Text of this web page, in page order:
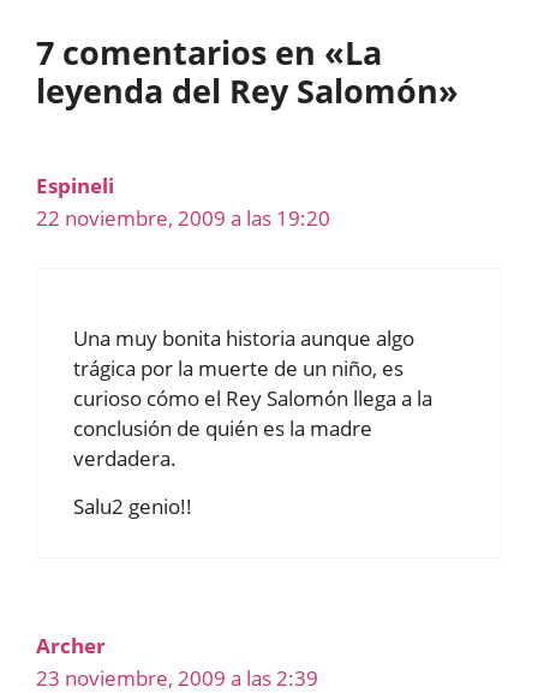
7 comentarios en «La
leyenda del Rey Salomón»
Espineli
22 noviembre, 2009 a las 19:20
Una muy bonita historia aunque algo
trágica por la muerte de un niño, es
curioso cómo el Rey Salomón llega a la
conclusión de quién es la madre
verdadera.
Salu2 genio!!
Archer
23 noviembre, 2009 a las 2:39